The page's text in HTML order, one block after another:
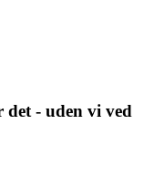
det - uden vi ved